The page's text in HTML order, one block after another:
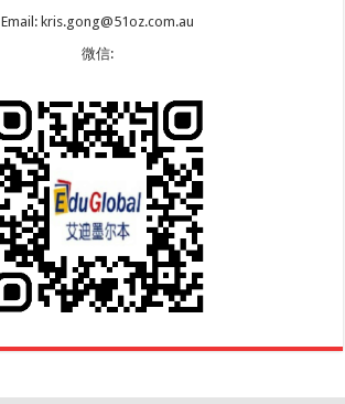
Email: kris.gong@51oz.com.au
微信: